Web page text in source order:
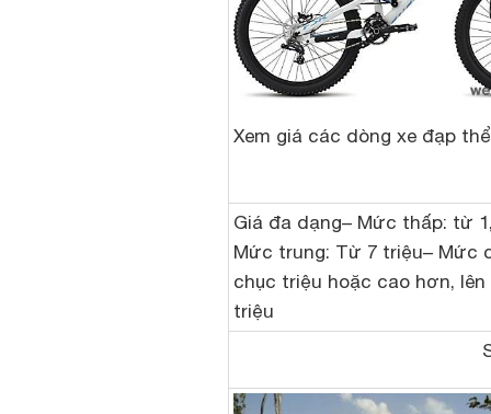
Xem giá các dòng xe đạp
Giá đa dạng– Mức thấp: từ
Mức trung: Từ 7 triệu– Mức
chục triệu hoặc cao hơn,
triệu